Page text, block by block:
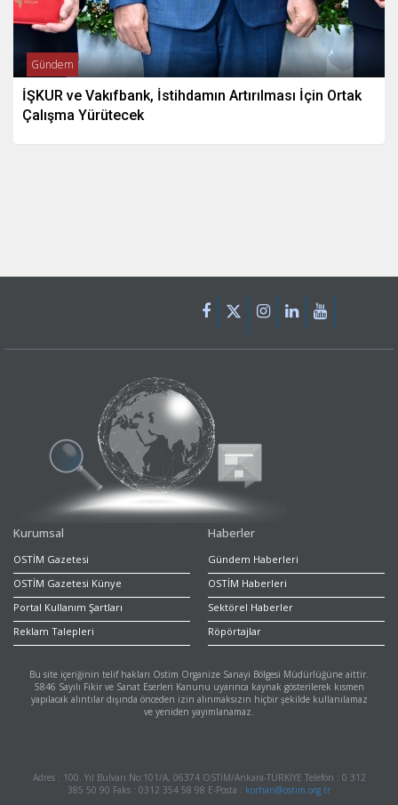
Gündem
İŞKUR ve Vakıfbank, İstihdamın Artırılması İçin Ortak
Çalışma Yürütecek
Kurumsal
OSTİM Gazetesi
OSTİM Gazetesi Künye
Portal Kullanım Şartları
Reklam Talepleri
Haberler
Gündem Haberleri
OSTİM Haberleri
Sektörel Haberler
Röpörtajlar
Bu site içeriğinin telif hakları Ostim Organize Sanayi Bölgesi Müdürlüğüne aittir.
5846 Sayılı Fikir ve Sanat Eserleri Kanunu uyarınca kaynak gösterilerek kısmen
yapılacak alıntılar dışında önceden izin alınmaksızın hiçbir şekilde kullanılamaz
ve yeniden yayımlanamaz.
Adres : 100. Yıl Bulvarı No:101/A, 06374 OSTİM/Ankara-TÜRKİYE Telefon : 0 312
385 50 90 Faks : 0312 354 58 98 E-Posta : korhan@ostim.org.tr